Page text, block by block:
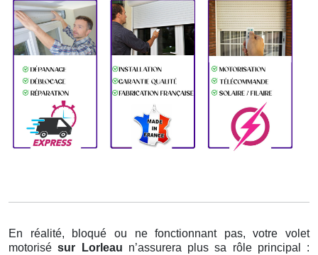
En réalité, bloqué ou ne fonctionnant pas, votre volet
motorisésur Lorleau n’assurera plus sa rôle principal :